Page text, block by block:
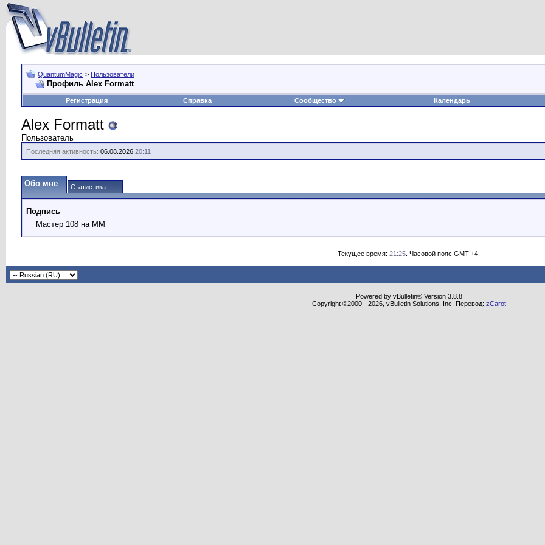
QuantumMagic > Пользователи
Профиль Alex Formatt
Регистрация
Справка Сообщество Календарь
Alex Formatt
Пользователь
Последняя активность: 06.08.2026 20:11
Обо мне Статистика
Подпись
Мастер 108 на ММ
Текущее время: 21:25 . Часовой пояс GMT +4.
Powered by vBulletin® Version 3.8.8
Copyright ©2000 - 2026, vBulletin Solutions, Inc. Перевод: zCarot